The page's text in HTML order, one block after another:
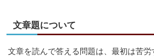
文章題について
文章を読んで答える問題は、最初は苦